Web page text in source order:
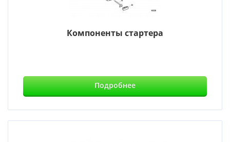
Компоненты стартера
Подробнее